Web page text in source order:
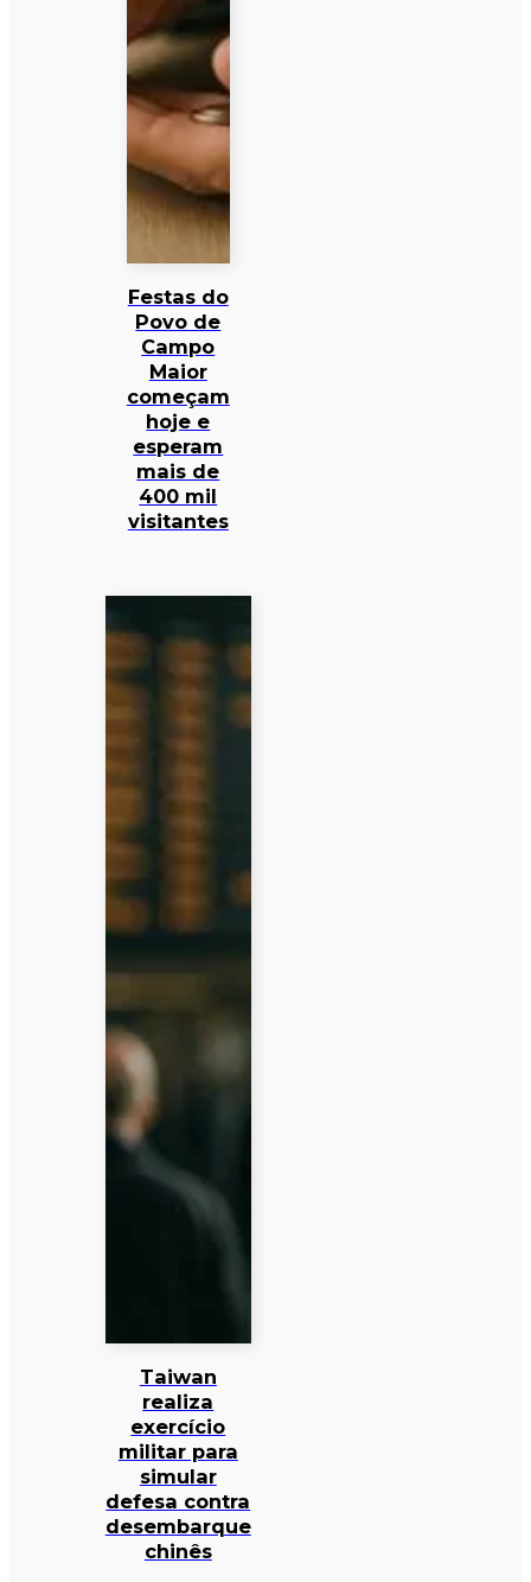
Festas do
Povo de
Campo
Maior
começam
hoje e
esperam
mais de
400 mil
visitantes
Taiwan
realiza
exercício
militar para
simular
defesa contra
desembarque
chinês